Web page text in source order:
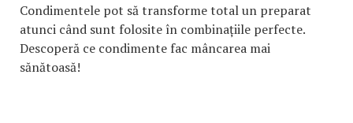
Condimentele pot să transforme total un preparat
atunci când sunt folosite în combinațiile perfecte.
Descoperă ce condimente fac mâncarea mai
sănătoasă!